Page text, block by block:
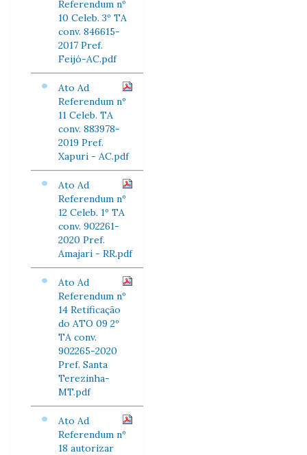
Referendum nº
10 Celeb. 3º TA
conv. 846615-
2017 Pref.
Feijó-AC.pdf
Ato Ad
Referendum nº
11 Celeb. TA
conv. 883978-
2019 Pref.
Xapuri - AC.pdf
Ato Ad
Referendum nº
12 Celeb. 1º TA
conv. 902261-
2020 Pref.
Amajari - RR.pdf
Ato Ad
Referendum nº
14 Retificação
do ATO 09 2º
TA conv.
902265-2020
Pref. Santa
Terezinha-
MT.pdf
Ato Ad
Referendum nº
18 autorizar